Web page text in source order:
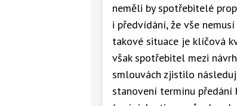
neměli by spotřebitelé
i předvídání, že vše
takové situace je klíčová
však spotřebitel mezi
smlouvách zjistilo
stanovení termínu předání